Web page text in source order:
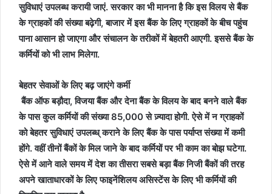
सुविधाएं उपलब्ध करायी जाएं. सरकार का भी मानना है कि इस विलय से बैंक
के ग्राहकों की संख्या बढ़ेगी, बाजार में इस बैंक के लिए ग्राहकों के बीच पहुंच
पाना आसान हो जाएगा और संचालन के तरीकों में बेहतरी आएगी. इससे बैंक के
कर्मियों को भी लाभ मिलेगा.
बेहतर सेवाओं के लिए बढ़ जाएंगे कर्मी
बैंक ऑफ बड़ौदा, विजया बैंक और देना बैंक के विलय के बाद बनने वाले बैंक
के पास कुल कर्मियों की संख्या 85,000 से ज़्यादा होगी. ऐसे में न ग्राहकों
को बेहतर सुविधाएं उपलब्ध् कराने के लिए बैंक के पास पर्याप्त संख्या में कमी
होंगे. वहीं तीनों बैंकों के मिल जाने के बाद कर्मियों पर भी काम का बोझ घटेगा.
ऐसे में आने वाले समय में देश का तीसरा सबसे बड़ा बैंक निजी बैंकों की तरह
अपने खाताधारकों के लिए फाइनेंशिलय असिस्टेंस के लिए भी कर्मियों की